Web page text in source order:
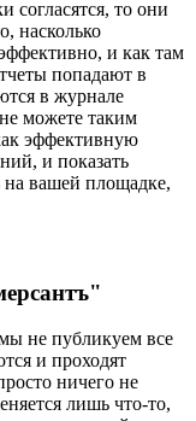
согласятся, то они
насколько
и как там
попадают в
в журнале
можете таким
эффективную
и показать
на вашей площадке,
не публикуем все
и проходят
ничего не
лишь что-то,